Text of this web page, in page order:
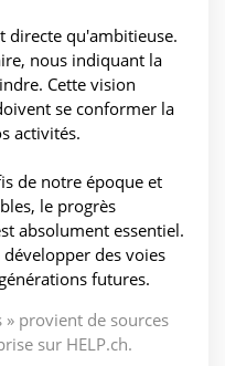
directe qu'ambitieuse.
nous indiquant la
Cette vision
se conformer la
activités.
de notre époque et
le progrès
absolument essentiel.
des voies
futures.
» provient de sources
sur HELP.ch.